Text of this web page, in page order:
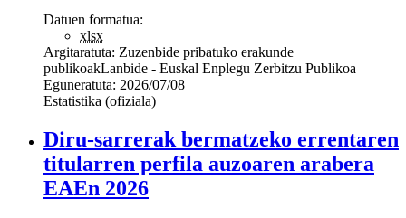
Datuen formatua:
xlsx
Argitaratuta: Zuzenbide pribatuko erakunde
publikoakLanbide - Euskal Enplegu Zerbitzu Publikoa
Eguneratuta: 2026/07/08
Estatistika (ofiziala)
Diru-sarrerak bermatzeko errentaren
titularren perfila auzoaren arabera
EAEn 2026